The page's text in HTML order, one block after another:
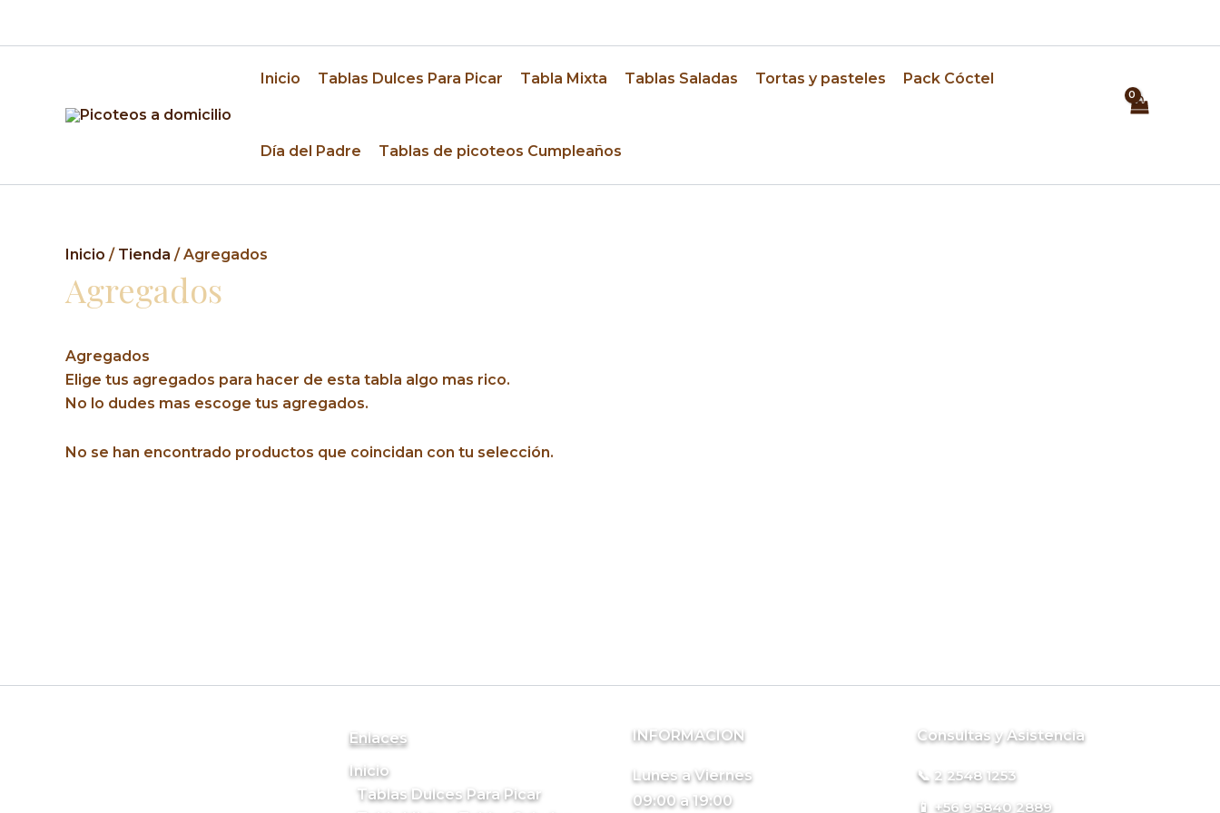
Inicio Tablas Dulces Para Picar Tabla Mixta Tablas Saladas Tortas y pasteles Pack Cóctel
Día del Padre Tablas de picoteos Cumpleaños
Inicio / Tienda / Agregados
Agregados
Agregados
Elige tus agregados para hacer de esta tabla algo mas rico.
No lo dudes mas escoge tus agregados.
No se han encontrado productos que coincidan con tu selección.
Enlaces
Inicio
Tablas Dulces Para Picar
INFORMACION
Lunes a Viernes
09:00 a 19:00
Consultas y Asistencia
📞 2 2548 1253
📱 +56 9 5840 2889